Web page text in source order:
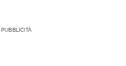
PUBBLICITÀ